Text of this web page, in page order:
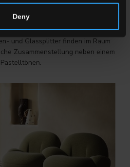
Deny
und Glassplitter finden im Raum
Zusammenstellung neben einem